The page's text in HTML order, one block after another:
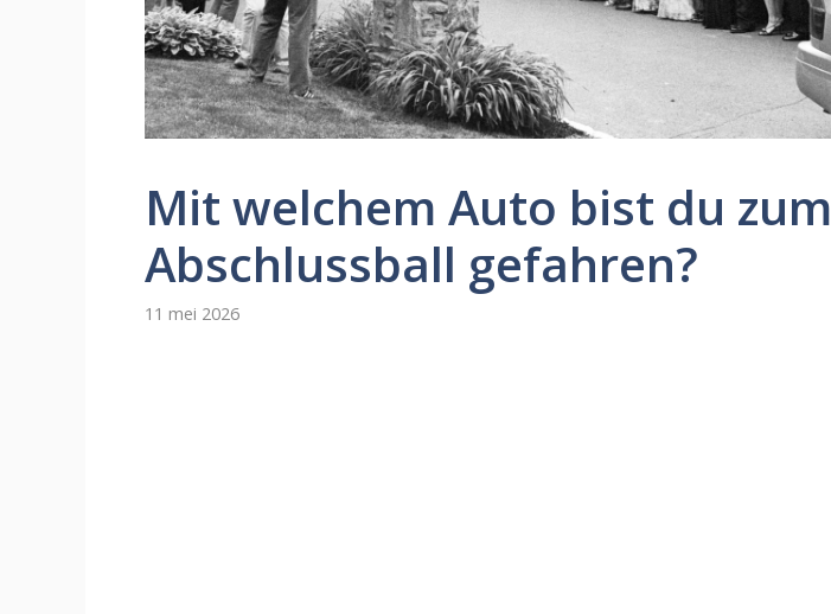
Mit welchem ​​Auto bist du zum
Abschlussball gefahren?
11 mei 2026